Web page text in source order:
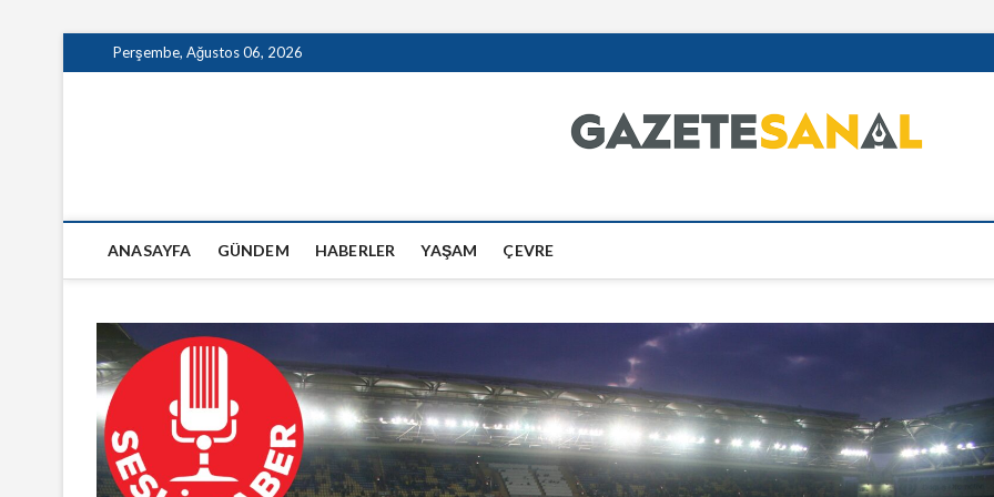
to
Perşembe, Ağustos 06, 2026
ANASAYFA GÜNDEM HABERLER YAŞAM ÇEVRE